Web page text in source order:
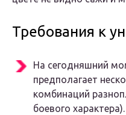
Требования к
На сегодняшний
предполагает
комбинаций
боевого характера).